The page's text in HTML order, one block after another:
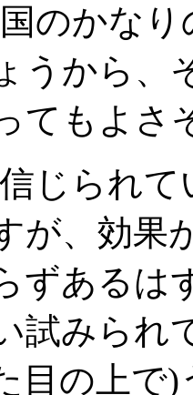
のかな
うから、
てもよさ
じられ
が、効果
ずあるは
試みられ
目の上で